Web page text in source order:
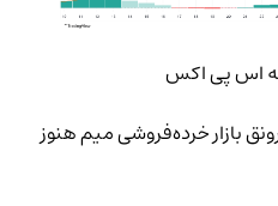
اس پی اکس
بازار خرده‌فروشی میم هنوز